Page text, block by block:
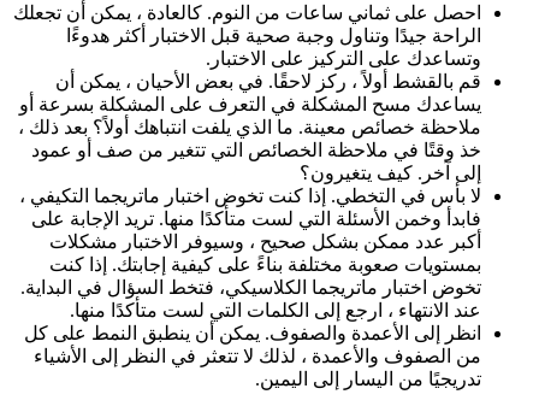
احصل على ثماني ساعات من النوم. كالعادة ، يمكن أن تجعلك
الراحة جيدًا وتناول وجبة صحية قبل الاختبار أكثر هدوءًا
وتساعدك على التركيز على الاختبار.
قم بالقشط أولاً ، ركز لاحقًا. في بعض الأحيان ، يمكن أن
يساعدك مسح المشكلة في التعرف على المشكلة بسرعة أو
ملاحظة خصائص معينة. ما الذي يلفت انتباهك أولاً؟ بعد ذلك ،
خذ وقتًا في ملاحظة الخصائص التي تتغير من صف أو عمود
إلى آخر. كيف يتغيرون؟
لا بأس في التخطي. إذا كنت تخوض اختبار ماتريجما التكيفي ،
فابدأ وخمن الأسئلة التي لست متأكدًا منها. تريد الإجابة على
أكبر عدد ممكن بشكل صحيح ، وسيوفر الاختبار مشكلات
بمستويات صعوبة مختلفة بناءً على كيفية إجابتك. إذا كنت
تخوض اختبار ماتريجما الكلاسيكي، فتخط السؤال في البداية.
عند الانتهاء ، ارجع إلى الكلمات التي لست متأكدًا منها.
انظر إلى الأعمدة والصفوف. يمكن أن ينطبق النمط على كل
من الصفوف والأعمدة ، لذلك لا تتعثر في النظر إلى الأشياء
تدريجيًا من اليسار إلى اليمين.